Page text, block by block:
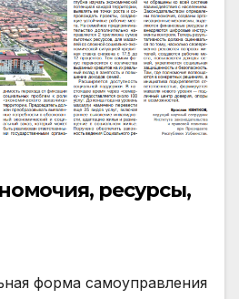
ресурсы,
форма самоуправления